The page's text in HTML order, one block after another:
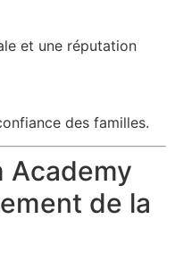
et une réputation
des familles.
Academy
de la